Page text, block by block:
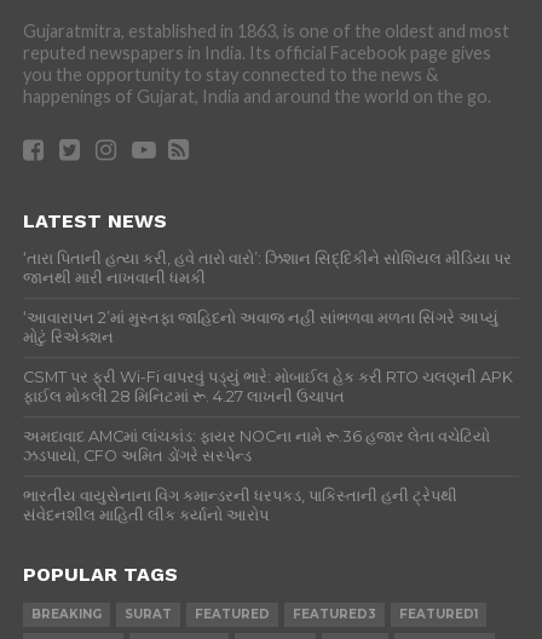
Gujaratmitra, established in 1863, is one of the oldest and most
reputed newspapers in India. Its official Facebook page gives
you the opportunity to stay connected to the news &
happenings of Gujarat, India and around the world on the go.
LATEST NEWS
‘તારા પિતાની હત્યા કરી, હવે તારો વારો’: ઝિશાન સિદ્દિકીને સોશિયલ મીડિયા પર
જાનથી મારી નાખવાની ધમકી
‘આવારાપન 2’માં મુસ્તફા જાહિદનો અવાજ નહીં સાંભળવા મળતા સિંગરે આપ્યું
મોટું રિએક્શન
CSMT પર ફ્રી Wi-Fi વાપરવું પડ્યું ભારે: મોબાઈલ હેક કરી RTO ચલણની APK
ફાઈલ મોકલી 28 મિનિટમાં રૂ. 4.27 લાખની ઉચાપત
અમદાવાદ AMCમાં લાંચકાંડ: ફાયર NOCના નામે રૂ.36 હજાર લેતા વચેટિયો
ઝડપાયો, CFO અમિત ડોંગરે સસ્પેન્ડ
ભારતીય વાયુસેનાના વિંગ કમાન્ડરની ધરપકડ, પાકિસ્તાની હની ટ્રેપથી
સંવેદનશીલ માહિતી લીક કર્યાનો આરોપ
POPULAR TAGS
BREAKING SURAT FEATURED FEATURED3
FEATURED1